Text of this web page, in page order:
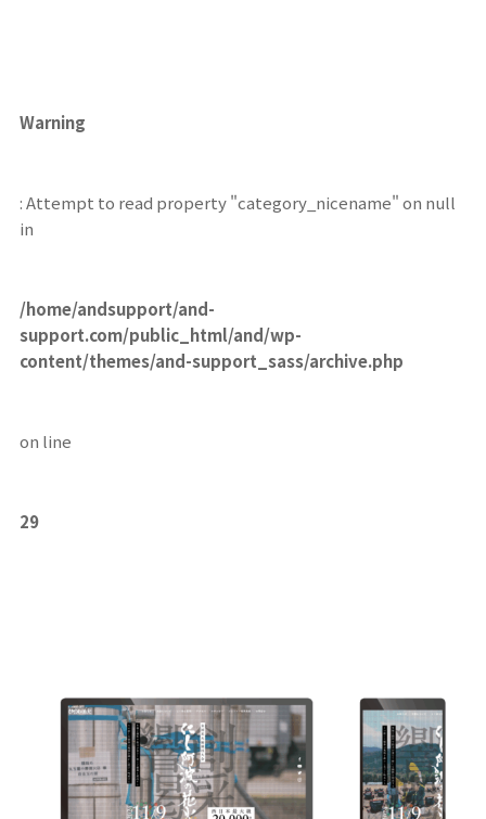
Warning
: Attempt to read property "category_nicename" on null
in
/home/andsupport/and-
support.com/public_html/and/wp-
content/themes/and-support_sass/archive.php
on line
29